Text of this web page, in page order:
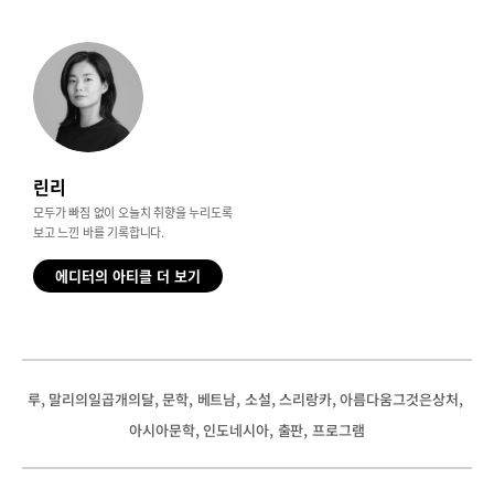
린리
모두가 빠짐 없이 오늘치 취향을 누리도록
보고 느낀 바를 기록합니다.
에디터의 아티클 더 보기
루, 말리의일곱개의달, 문학, 베트남, 소설, 스리랑카, 아름다움그것은상처 ,
아시아문학, 인도네시아, 출판, 프로그램